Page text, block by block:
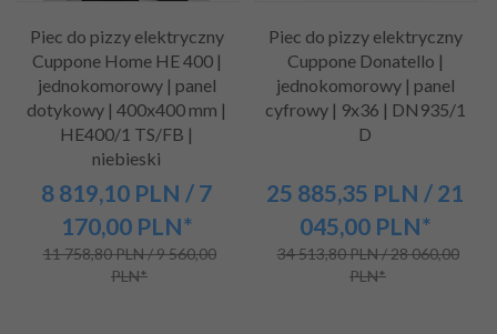
Piec do pizzy elektryczny
Cuppone Home HE 400 |
jednokomorowy | panel
dotykowy | 400x400 mm |
HE400/1 TS/FB |
niebieski
8 819,10 PLN / 7
170,00 PLN*
11 758,80 PLN / 9 560,00
PLN*
Piec do pizzy elektryczny
Cuppone Donatello |
jednokomorowy | panel
cyfrowy | 9x36 | DN935/1
D
25 885,35 PLN / 21
045,00 PLN*
34 513,80 PLN / 28 060,00
PLN*